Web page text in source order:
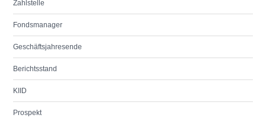
Zahlstelle
Fondsmanager
Geschäftsjahresende
Berichtsstand
KIID
Prospekt